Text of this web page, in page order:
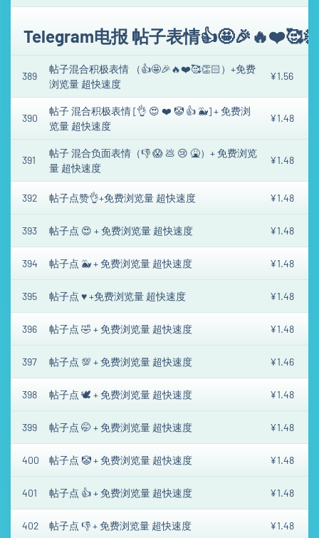
Telegram电报 帖子表情
389
帖子混合积极表情 （👍🤩🎉🔥❤️🥰👏🏻）+免费
浏览量 超快速度
¥1.56
390
帖子 混合积极表情 [👌 😍 ❤️ 🤡 👍 🐳] + 免费浏
览量 超快速度
¥1.48
391
帖子 混合负面表情（👎 😱 💩 😢 🤮）+ 免费浏览
量 超快速度
¥1.48
392 帖子点赞👌+免费浏览量 超快速度 ¥1.48
393 帖子点 😍 + 免费浏览量 超快速度 ¥1.48
394 帖子点 🐳 + 免费浏览量 超快速度 ¥1.48
395 帖子点 ♥️ +免费浏览量 超快速度 ¥1.48
396 帖子点 🤣 + 免费浏览量 超快速度 ¥1.48
397 帖子点 💯 + 免费浏览量 超快速度 ¥1.46
398 帖子点 🕊 + 免费浏览量 超快速度 ¥1.48
399 帖子点 🤭 + 免费浏览量 超快速度 ¥1.48
400 帖子点 🤡 + 免费浏览量 超快速度 ¥1.48
401 帖子点 👍 + 免费浏览量 超快速度 ¥1.48
402 帖子点 👎 + 免费浏览量 超快速度 ¥1.48